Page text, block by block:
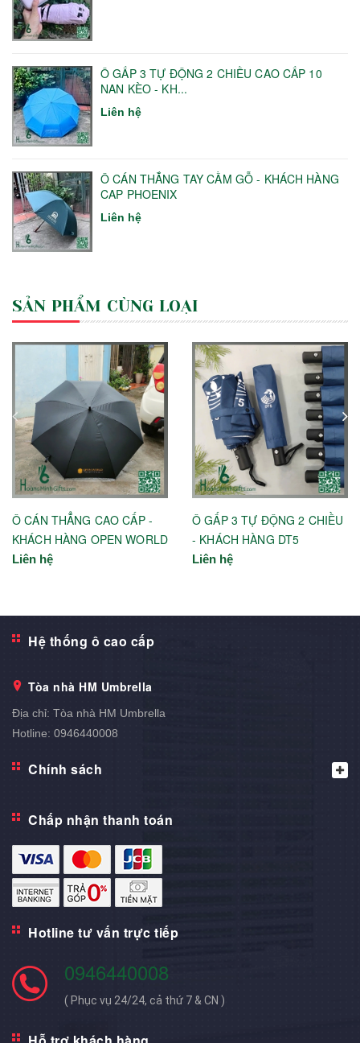
Ô GẤP 3 TỰ ĐỘNG 2 CHIỀU CAO CẤP 10
NAN KÈO - KH...
Liên hệ
Ô CÁN THẲNG TAY CẦM GỖ - KHÁCH HÀNG
CAP PHOENIX
Liên hệ
SẢN PHẨM CÙNG LOẠI
Ô CÁN THẲNG CAO CẤP -
KHÁCH HÀNG OPEN WORLD
Liên hệ
Ô GẤP 3 TỰ ĐỘNG 2 CHIỀU
- KHÁCH HÀNG DT5
Liên hệ
Hệ thống ô cao cấp
Tòa nhà HM Umbrella
Địa chỉ: Tòa nhà HM Umbrella
Hotline: 0946440008
Chính sách
Chấp nhận thanh toán
Hotline tư vấn trực tiếp
0946440008
( Phục vụ 24/24, cả thứ 7 & CN )